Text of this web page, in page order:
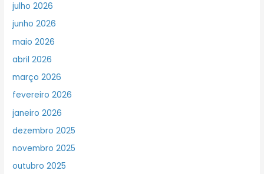
julho 2026
junho 2026
maio 2026
abril 2026
março 2026
fevereiro 2026
janeiro 2026
dezembro 2025
novembro 2025
outubro 2025